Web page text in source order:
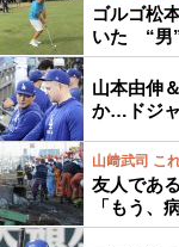
ゴルゴ松
いた “男
山本由伸
か…ドジ
山﨑武司 こ
友人であ
「もう、